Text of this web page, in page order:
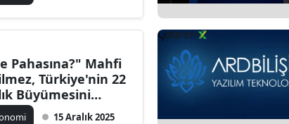
Pahasına?" Mahfi
Türkiye'nin 22
Büyümesini
15 Aralık 2025